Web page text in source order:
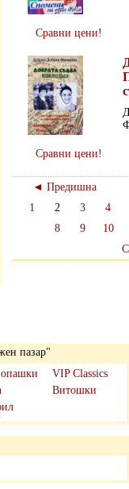
Сравни цени!
Сравни цени!
◄ Предишна
1
2 3
4
8
9 10
пазар"
VIP Classics
Витошки